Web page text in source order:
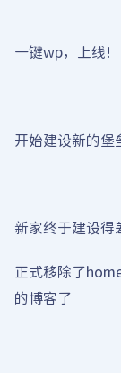
一键wp，上线!
开始建设新的堡
新家终于建设得
正式移除了
的博客了